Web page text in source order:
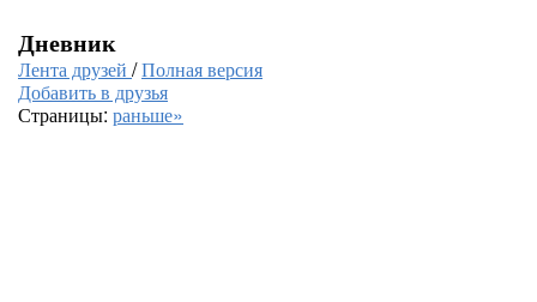
Дневник
Лента друзей /Полная версия
Добавить в друзья
Страницы: раньше»